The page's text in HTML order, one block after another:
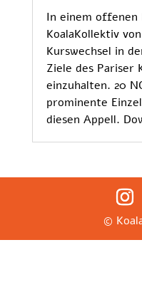
In einem
KoalaKollektiv
Kurswechsel in
Ziele des Pariser
einzuhalten. 20
prominente
diesen Appell.
©